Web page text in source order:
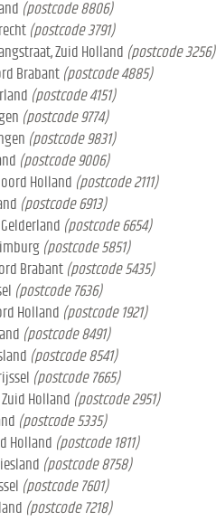
(postcode 8806)
(postcode 3791)
Zuid Holland (postcode 3256)
Brabant (postcode 4885)
(postcode 4151)
(postcode 9774)
(postcode 9831)
(postcode 9006)
Holland (postcode 2111)
(postcode 6913)
(postcode 6654)
(postcode 5851)
Brabant (postcode 5435)
(postcode 7636)
Holland (postcode 1921)
(postcode 8491)
(postcode 8541)
(postcode 7665)
Holland (postcode 2951)
(postcode 5335)
Holland (postcode 1811)
(postcode 8758)
(postcode 7601)
(postcode 7218)